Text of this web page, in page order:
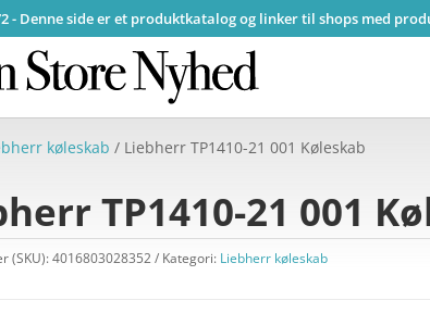
- Denne side er et produktkatalog og linker til shops med
køleskab / Liebherr TP1410-21 001 Køleskab
TP1410-21 001
(SKU):4016803028352 Kategori: Liebherr køleskab